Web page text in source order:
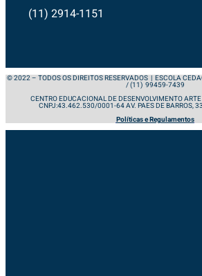
(11) 2914-1151
© 2022 – TODOS OS DIREITOS RESERVADOS | ESCOLA
/ (11) 99459-7439
CENTRO EDUCACIONAL DE DESENVOLVIMENTO
CNPJ:43.462.530/0001-64 AV. PAES DE BARROS,
Políticas e Regulamentos